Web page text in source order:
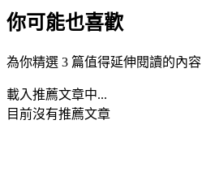
你可能也喜歡
為你精選 3 篇值得延伸閱讀的內容
載入推薦文章中...
目前沒有推薦文章